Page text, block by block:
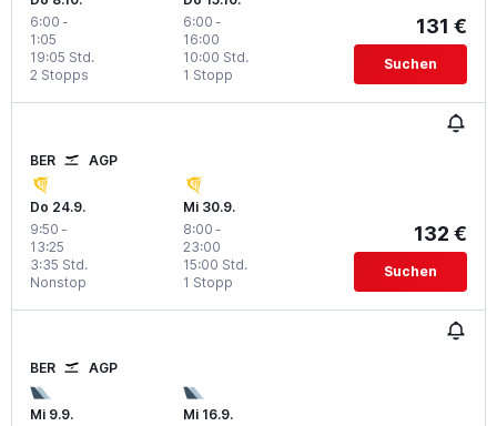
6:00 -
1:05
2 Stopps
19:05 Std.
6:00 -
16:00
1 Stopp
10:00 Std.
131 €
Suchen
BER AGP
Do 24.9.
9:50 -
13:25
Nonstop
3:35 Std.
Mi 30.9.
8:00 -
23:00
1 Stopp
15:00 Std.
132 €
Suchen
BER AGP
Mi 9.9.
Mi 16.9.